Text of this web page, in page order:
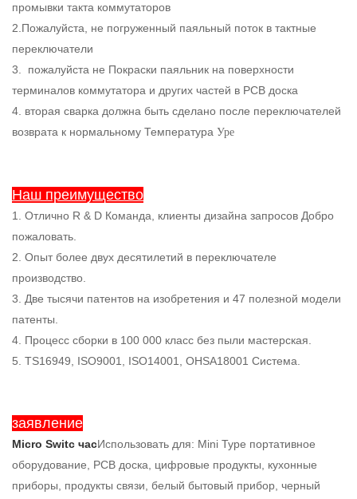
промывки такта коммутаторов
2.Пожалуйста, не погруженный паяльный поток в тактные
переключатели
3.
пожалуйста не Покраски паяльник на поверхности
терминалов коммутатора и других частей в PCB доска
4. вторая сварка должна быть сделано после переключателей
возврата к нормальному Температура Уре
Наш преимущество
1. Отлично R & D Команда, клиенты дизайна запросов Добро
пожаловать.
2. Опыт более двух десятилетий в переключателе
производство.
3. Две тысячи патентов на изобретения и 47 полезной модели
патенты.
4. Процесс сборки в 100 000 класс без пыли мастерская.
5. TS16949, ISO9001, ISO14001, OHSA18001 Система.
заявление
Micro Switc часИспользовать для: Mini Type портативное
оборудование, PCB доска, цифровые продукты, кухонные
приборы, продукты связи, белый бытовый прибор, черный